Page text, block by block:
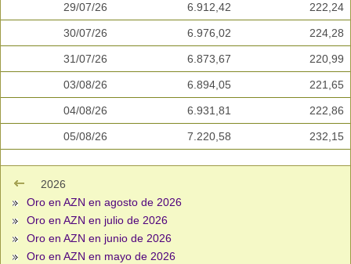
29/07/26 6.912,42 222,24
30/07/26 6.976,02 224,28
31/07/26 6.873,67 220,99
03/08/26 6.894,05 221,65
04/08/26 6.931,81 222,86
05/08/26 7.220,58 232,15
2026
Oro en AZN en agosto de 2026
Oro en AZN en julio de 2026
Oro en AZN en junio de 2026
Oro en AZN en mayo de 2026